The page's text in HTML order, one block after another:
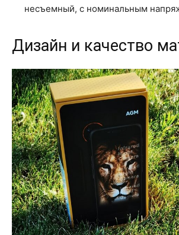
несъемный, с номинальным
Дизайн и качество